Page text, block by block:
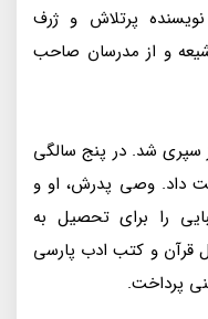
پرتلاش و ژرف
شیعه و از مدرسان صاحب
سپری شد. در پنج سالگی
داد. وصی پدرش، او و
را برای تحصیل به
قرآن و کتب ادب پارسی
پرداخت.